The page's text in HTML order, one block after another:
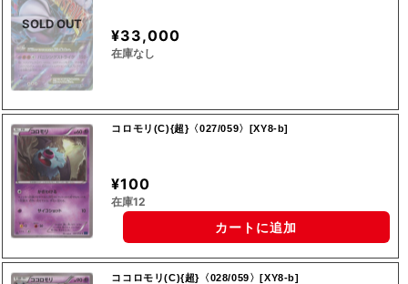
SOLD OUT
¥33,000
在庫なし
コロモリ(C){超}〈027/059〉[XY8-b]
¥100
在庫12
カートに追加
ココロモリ(C){超}〈028/059〉[XY8-b]